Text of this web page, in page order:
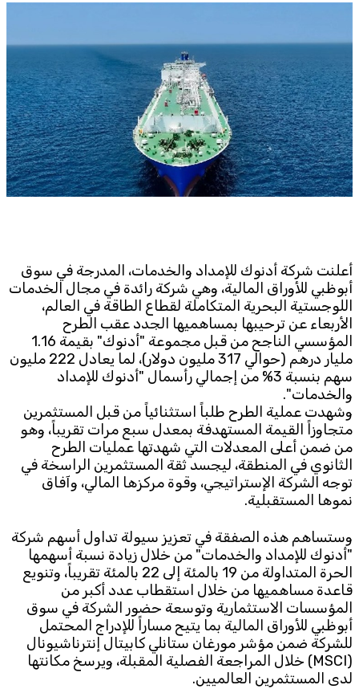
Services
Horoscope
Polls
Jobs
Writers
Legal
Cookies Policy
Subscribe to the newsletter
TTV
© 2025. All Rights Reserved. ByKoein
أعلنت شركة أدنوك للإمداد والخدمات، المدرجة في سوق
أبوظبي للأوراق المالية، وهي شركة رائدة في مجال الخدمات
اللوجستية البحرية المتكاملة لقطاع الطاقة في العالم،
الأربعاء عن ترحيبها بمساهميها الجدد عقب الطرح
المؤسسي الناجح من قبل مجموعة "أدنوك" بقيمة 1.16
مليار درهم (حوالي 317 مليون دولار)، لما يعادل 222 مليون
سهم بنسبة 3% من إجمالي رأسمال "أدنوك للإمداد
والخدمات".
وشهدت عملية الطرح طلباً استثنائياً من قبل المستثمرين
متجاوزاً القيمة المستهدفة بمعدل سبع مرات تقريباً، وهو
من ضمن أعلى المعدلات التي شهدتها عمليات الطرح
الثانوي في المنطقة، ليجسد ثقة المستثمرين الراسخة في
توجه الشركة الإستراتيجي، وقوة مركزها المالي، وآفاق
نموها المستقبلية.
وستساهم هذه الصفقة في تعزيز سيولة تداول أسهم شركة
"أدنوك للإمداد والخدمات" من خلال زيادة نسبة أسهمها
الحرة المتداولة من 19 بالمئة إلى 22 بالمئة تقريباً، وتنويع
قاعدة مساهميها من خلال استقطاب عدد أكبر من
المؤسسات الاستثمارية وتوسعة حضور الشركة في سوق
أبوظبي للأوراق المالية بما يتيح مساراً للإدراج المحتمل
للشركة ضمن مؤشر مورغان ستانلي كابيتال إنترناشيونال
(MSCI) خلال المراجعة الفصلية المقبلة، ويرسخ مكانتها
لدى المستثمرين العالميين.